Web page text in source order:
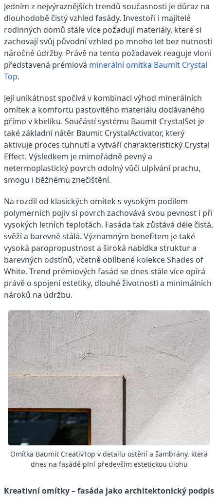
Jedním z nejvýraznějších trendů současnosti je důraz na
dlouhodobě čistý vzhled fasády. Investoři i majitelé
rodinných domů stále více požadují materiály, které si
zachovají svůj původní vzhled po mnoho let bez nutnosti
náročné údržby. Právě na tento požadavek reaguje vloni
představená prémiová minerální omítka Baumit Crystal
Top.
Její unikátnost spočívá v kombinaci výhod minerálních
omítek a komfortu pastovitého materiálu dodávaného
přímo v kbelíku. Součástí systému Baumit CrystalSet je
také základní nátěr Baumit CrystalActivator, který
aktivuje proces tuhnutí a vytváří charakteristický Crystal
Effect. Výsledkem je mimořádně pevný a
netermoplastický povrch odolný vůči ulpívání prachu,
smogu i běžnému znečištění.
Na rozdíl od klasických omítek s vysokým podílem
polymerních pojiv si povrch zachovává svou pevnost i při
vysokých letních teplotách. Fasáda tak zůstává déle čistá,
svěží a barevně stálá. Významným benefitem je také
vysoká paropropustnost a široká nabídka struktur a
barevných odstínů, včetně oblíbené kolekce Shades of
White. Trend prémiových fasád se dnes stále více opírá
právě o spojení estetiky, dlouhé životnosti a minimálních
nároků na údržbu.
Omítka Baumit CreativTop v detailu ostění a šambrány, která
dnes na fasádě plní především estetickou úlohu
Kreativní omítky – fasáda jako architektonický podpis